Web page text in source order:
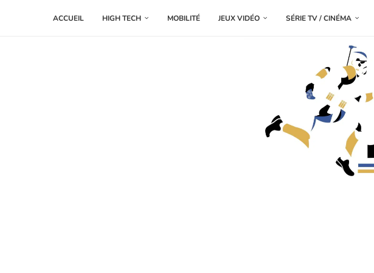
ACCUEIL HIGH TECH MOBILITÉ JEUX VIDÉO SÉRIE TV / CINÉMA